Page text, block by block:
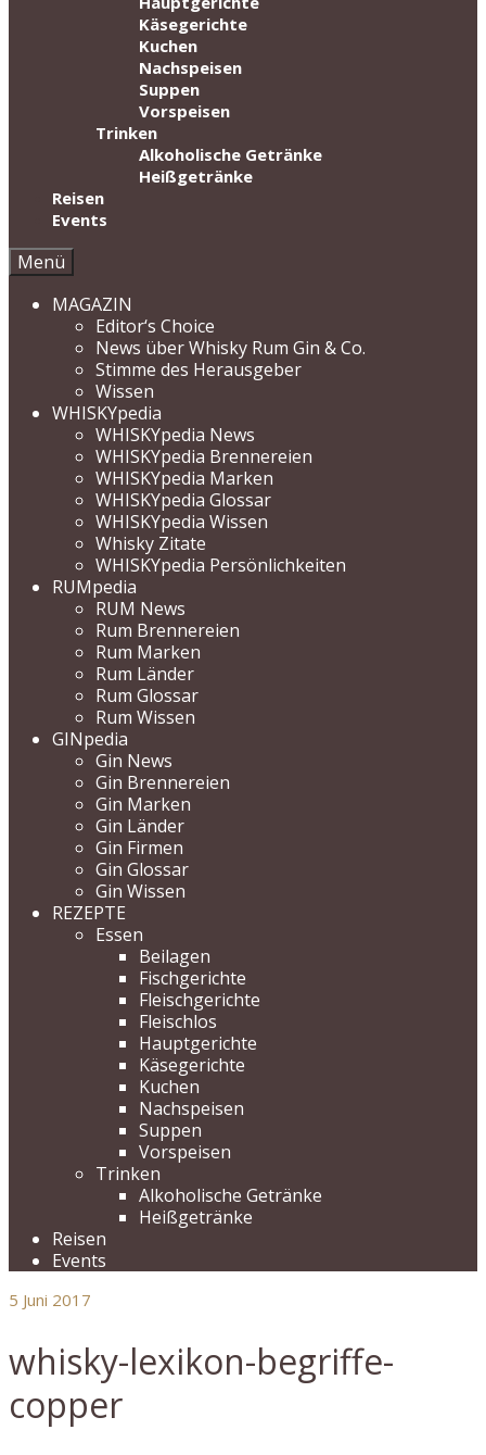
Käsegerichte
Kuchen
Nachspeisen
Suppen
Vorspeisen
Trinken
Alkoholische Getränke
Heißgetränke
Reisen
Events
Menü
MAGAZIN
Editor‘s Choice
News über Whisky Rum Gin & Co.
Stimme des Herausgeber
Wissen
WHISKYpedia
WHISKYpedia News
WHISKYpedia Brennereien
WHISKYpedia Marken
WHISKYpedia Glossar
WHISKYpedia Wissen
Whisky Zitate
WHISKYpedia Persönlichkeiten
RUMpedia
RUM News
Rum Brennereien
Rum Marken
Rum Länder
Rum Glossar
Rum Wissen
GINpedia
Gin News
Gin Brennereien
Gin Marken
Gin Länder
Gin Firmen
Gin Glossar
Gin Wissen
REZEPTE
Essen
Beilagen
Fischgerichte
Fleischgerichte
Fleischlos
Hauptgerichte
Käsegerichte
Kuchen
Nachspeisen
Suppen
Vorspeisen
Trinken
Alkoholische Getränke
Heißgetränke
Reisen
Events
5 Juni 2017
whisky-lexikon-begriffe-
copper